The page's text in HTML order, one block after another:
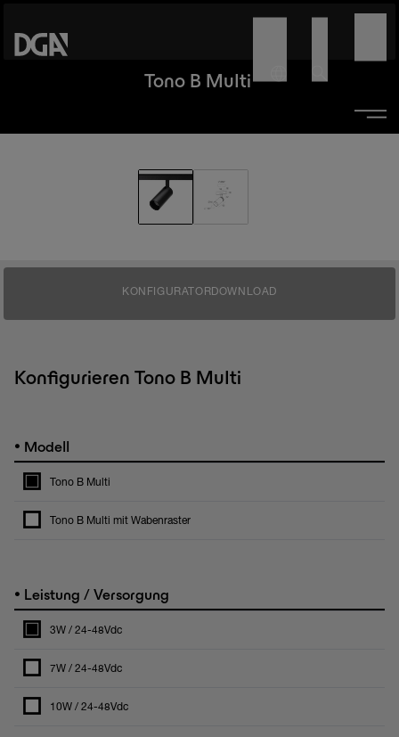
Tono B Multi
KONFIGURATORDOWNLOAD
Konfigurieren Tono B Multi
• Modell
Tono B Multi
Tono B Multi mit Wabenraster
• Leistung / Versorgung
3W / 24-48Vdc
7W / 24-48Vdc
10W / 24-48Vdc